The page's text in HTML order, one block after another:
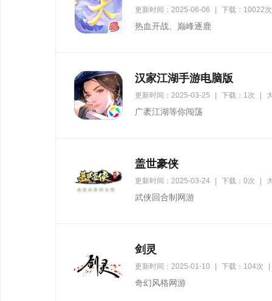
更新时间：2025-06-06 下载：10022次
热血开战、巅峰逐鹿
汉家江湖手游电脑版
更新时间：2025-03-25 下载：1次
广袤江湖等你闯荡
盖世豪侠
更新时间：2025-03-24 下载：0次
武侠回合制网游
剑灵
更新时间：2025-01-10 下载：104次
奇幻风格网游